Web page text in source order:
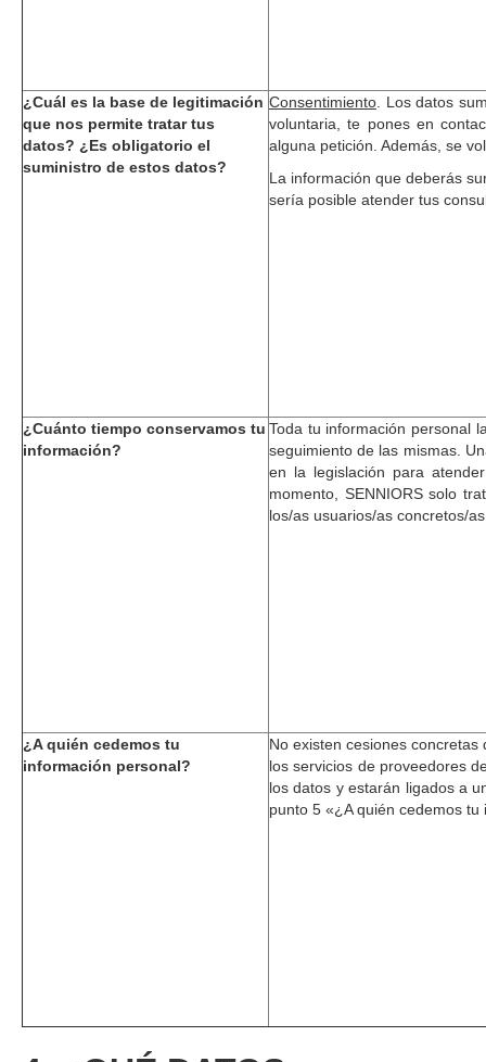
¿Cuál es la base de legitimación
que nos permite tratar tus
datos? ¿Es obligatorio el
suministro de estos datos?
Consentimiento . Los datos
voluntaria, te pones en
alguna petición. Además, se
La información que deberás
sería posible atender tus
¿Cuánto tiempo conservamos tu
información?
Toda tu información personal
seguimiento de las mismas.
en la legislación para
momento, SENNIORS solo
los/as usuarios/as concretos/
¿A quién cedemos tu
información personal?
No existen cesiones
los servicios de proveedores
los datos y estarán ligados a
punto 5 «¿A quién cedemos